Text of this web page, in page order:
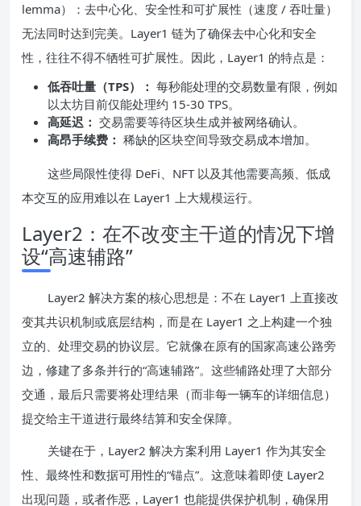
lemma）：去中心化、安全性和可扩展性（速度 / 吞吐量）
无法同时达到完美。Layer1 链为了确保去中心化和安全
性，往往不得不牺牲可扩展性。因此，Layer1 的特点是：
低吞吐量（TPS）： 每秒能处理的交易数量有限，例如
以太坊目前仅能处理约 15-30 TPS。
高延迟： 交易需要等待区块生成并被网络确认。
高昂手续费： 稀缺的区块空间导致交易成本增加。
这些局限性使得 DeFi、NFT 以及其他需要高频、低成
本交互的应用难以在 Layer1 上大规模运行。
Layer2：在不改变主干道的情况下增
设“高速辅路”
Layer2 解决方案的核心思想是：不在 Layer1 上直接改
变其共识机制或底层结构，而是在 Layer1 之上构建一个独
立的、处理交易的协议层。它就像在原有的国家高速公路旁
边，修建了多条并行的“高速辅路”。这些辅路处理了大部分
交通，最后只需要将处理结果（而非每一辆车的详细信息）
提交给主干道进行最终结算和安全保障。
关键在于，Layer2 解决方案利用 Layer1 作为其安全
性、最终性和数据可用性的“锚点”。这意味着即使 Layer2
出现问题，或者作恶，Layer1 也能提供保护机制，确保用